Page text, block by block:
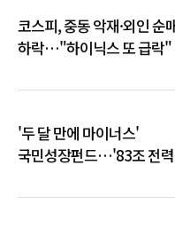
코스피, 중동 악재·외인 순
하락…"하이닉스 또 급락"
'두 달 만에 마이너스'
국민성장펀드…'83조 전